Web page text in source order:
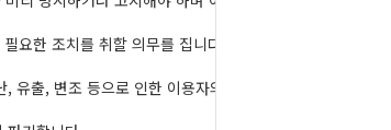
한 조치를 취할 의무를 집니다.
출, 변조 등으로 인한 이용자의